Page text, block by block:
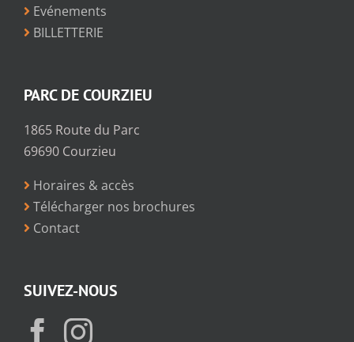
Evénements
BILLETTERIE
PARC DE COURZIEU
1865 Route du Parc
69690 Courzieu
Horaires & accès
Télécharger nos brochures
Contact
SUIVEZ-NOUS